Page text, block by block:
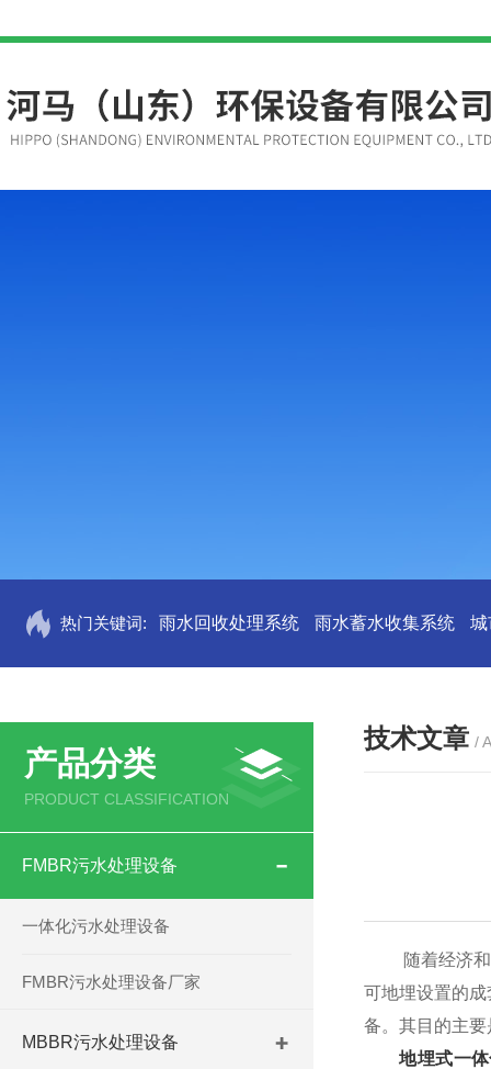
热门关键词: 雨水回收处理系统 雨水蓄水收集系统 城
产品分类
PRODUCT CLASSIFICATION
FMBR污水处理设备
一体化污水处理设备
FMBR污水处理设备厂家
MBBR污水处理设备
技术文章 /
随着经济和人
可地埋设置的
备。其目的主
地埋式一